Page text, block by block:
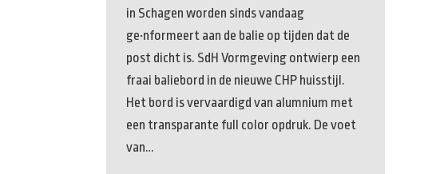
in Schagen worden sinds vandaag
ge•nformeert aan de balie op tijden dat de
post dicht is. SdH Vormgeving ontwierp een
fraai baliebord in de nieuwe CHP huisstijl.
Het bord is vervaardigd van alumnium met
een transparante full color opdruk. De voet
van…